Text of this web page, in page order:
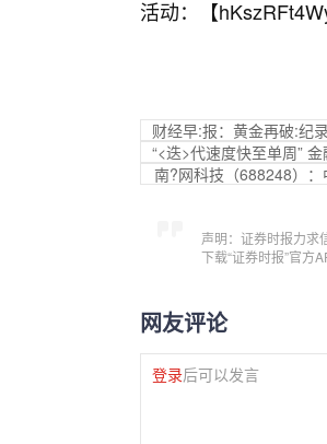
活动：【
财经早:报：黄金再破:纪
“<迭>代速度快至单周”
南?网科技（688248）
声明：证券时报力求
下载“证券时报”官方
网友评论
登录后可以发言